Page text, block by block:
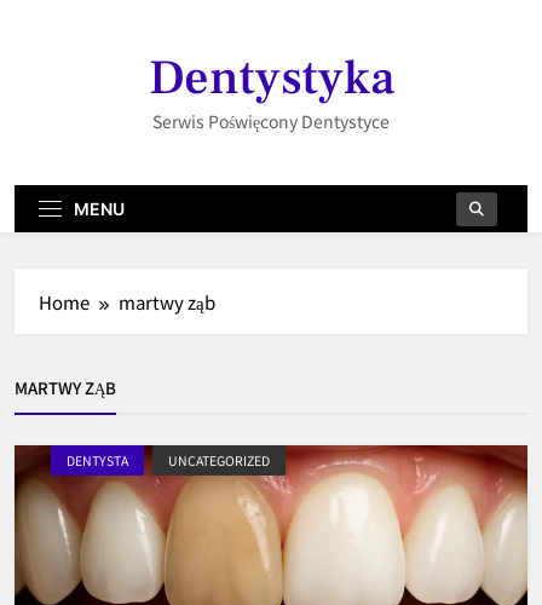
Dentystyka
Serwis Poświęcony Dentystyce
MENU
Home martwy ząb
MARTWY ZĄB
DENTYSTA UNCATEGORIZED